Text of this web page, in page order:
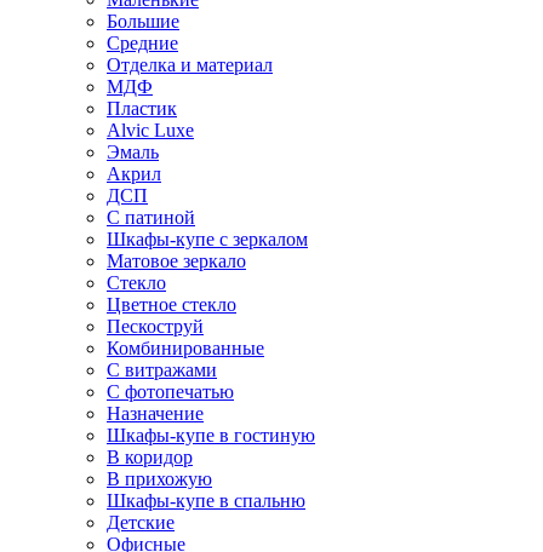
Большие
Средние
Отделка и материал
МДФ
Пластик
Alvic Luxe
Эмаль
Акрил
ДСП
С патиной
Шкафы-купе с зеркалом
Матовое зеркало
Стекло
Цветное стекло
Пескоструй
Комбинированные
С витражами
С фотопечатью
Назначение
Шкафы-купе в гостиную
В коридор
В прихожую
Шкафы-купе в спальню
Детские
Офисные